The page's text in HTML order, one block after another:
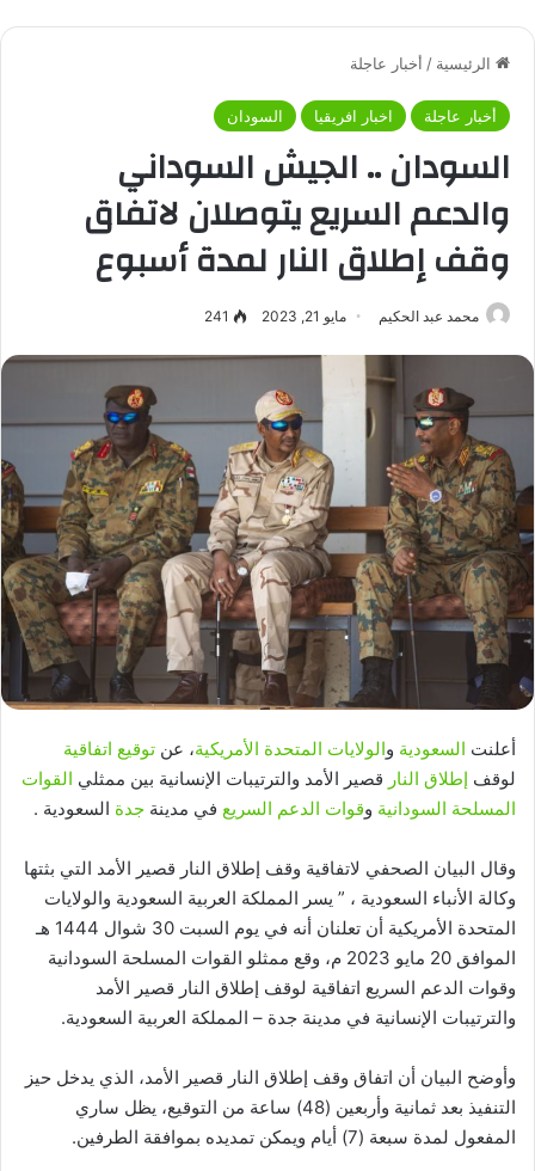
الرئيسية / أخبار عاجلة
أخبار عاجلة اخبار افريقيا السودان
السودان .. الجيش السوداني
والدعم السريع يتوصلان لاتفاق
وقف إطلاق النار لمدة أسبوع
محمد عبد الحكيم مايو 21, 2023 241
أعلنت السعودية والولايات المتحدة الأمريكية، عن توقيع اتفاقية
لوقف إطلاق النار قصير الأمد والترتيبات الإنسانية بين ممثلي القوات
المسلحة السودانية وقوات الدعم السريع في مدينة جدة السعودية .
وقال البيان الصحفي لاتفاقية وقف إطلاق النار قصير الأمد التي بثتها
وكالة الأنباء السعودية ، ” يسر المملكة العربية السعودية والولايات
المتحدة الأمريكية أن تعلنان أنه في يوم السبت 30 شوال 1444 هـ
الموافق 20 مايو 2023 م، وقع ممثلو القوات المسلحة السودانية
وقوات الدعم السريع اتفاقية لوقف إطلاق النار قصير الأمد
والترتيبات الإنسانية في مدينة جدة – المملكة العربية السعودية.
وأوضح البيان أن اتفاق وقف إطلاق النار قصير الأمد، الذي يدخل حيز
التنفيذ بعد ثمانية وأربعين (48) ساعة من التوقيع، يظل ساري
المفعول لمدة سبعة (7) أيام ويمكن تمديده بموافقة الطرفين.